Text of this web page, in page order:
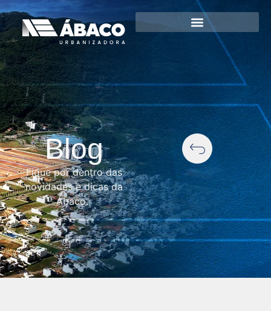
Blog
Fique por dentro das
novidades e dicas da
Ábaco.